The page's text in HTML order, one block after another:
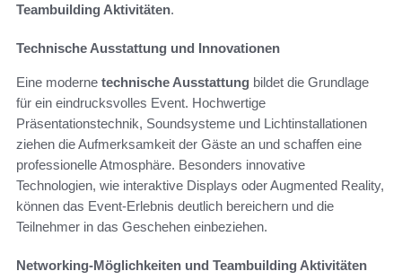
Teambuilding Aktivitäten.
Technische Ausstattung und Innovationen
Eine moderne technische Ausstattung bildet die Grundlage
für ein eindrucksvolles Event. Hochwertige
Präsentationstechnik, Soundsysteme und Lichtinstallationen
ziehen die Aufmerksamkeit der Gäste an und schaffen eine
professionelle Atmosphäre. Besonders innovative
Technologien, wie interaktive Displays oder Augmented Reality,
können das Event-Erlebnis deutlich bereichern und die
Teilnehmer in das Geschehen einbeziehen.
Networking-Möglichkeiten und Teambuilding Aktivitäten